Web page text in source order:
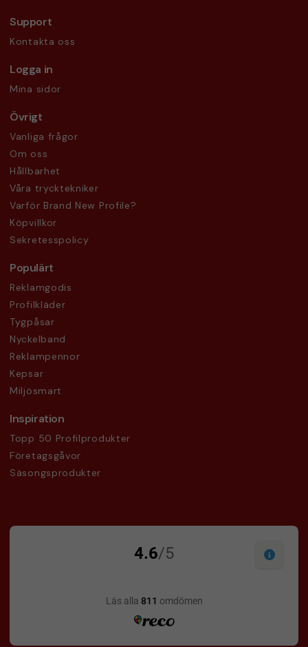
Support
Kontakta oss
Logga in
Mina sidor
Övrigt
Vanliga frågor
Om oss
Hållbarhet
Våra trycktekniker
Varför Brand New Profile?
Köpvillkor
Sekretesspolicy
Populärt
Reklamgodis
Profilkläder
Tygpåsar
Nyckelband
Reklampennor
Kepsar
Miljösmart
Inspiration
Topp 50 Profilprodukter
Företagsgåvor
Säsongsprodukter